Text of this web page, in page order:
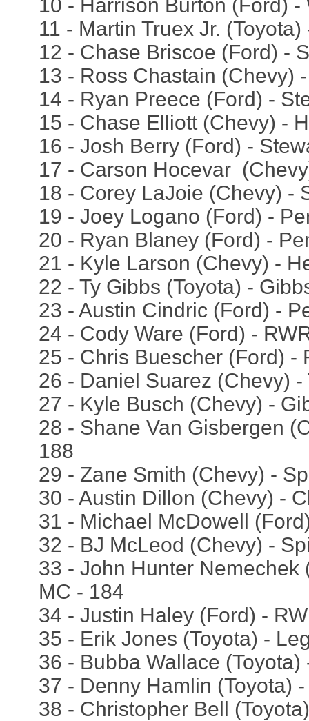
10 - Harrison Burton (Ford) -
11 - Martin Truex Jr.
12 - Chase Briscoe (Ford) -
13 - Ross Chastain (Chevy)
14 - Ryan Preece (Ford) -
15 - Chase Elliott (Chevy) -
16 - Josh Berry (Ford) -
17 - Carson Hocevar
18 - Corey LaJoie (Chevy) -
19 - Joey Logano (Ford) -
20 - Ryan Blaney (Ford) -
21 - Kyle Larson (Chevy) -
22 - Ty Gibbs (Toyota) -
23 - Austin Cindric (Ford) -
24 - Cody Ware (Ford) -
25 - Chris Buescher (Ford) -
26 - Daniel Suarez (Chevy)
27 - Kyle Busch (Chevy) -
28 - Shane Van Gisbergen
188
29 - Zane Smith (Chevy) -
30 - Austin Dillon (Chevy) -
31 - Michael McDowell
32 - BJ McLeod (Chevy) -
33 - John Hunter Nemechek
MC - 184
34 - Justin Haley (Ford) -
35 - Erik Jones (Toyota) -
36 - Bubba Wallace (Toyota)
37 - Denny Hamlin (Toyota)
38 - Christopher Bell